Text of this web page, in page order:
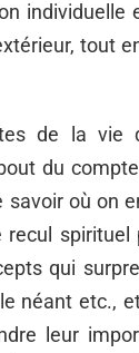
individuelle
tout
de la vie
du
où on
qui
néant etc.,
leur